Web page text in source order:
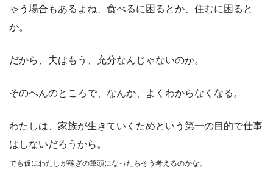
ゃう場合もあるよね、食べるに困るとか、住むに困ると
か。
だから、夫はもう、充分なんじゃないのか。
そのへんのところで、なんか、よくわからなくなる。
わたしは、家族が生きていくためという第一の目的で仕事
はしないだろうから。
でも仮にわたしが稼ぎの筆頭になったらそう考えるのかな。